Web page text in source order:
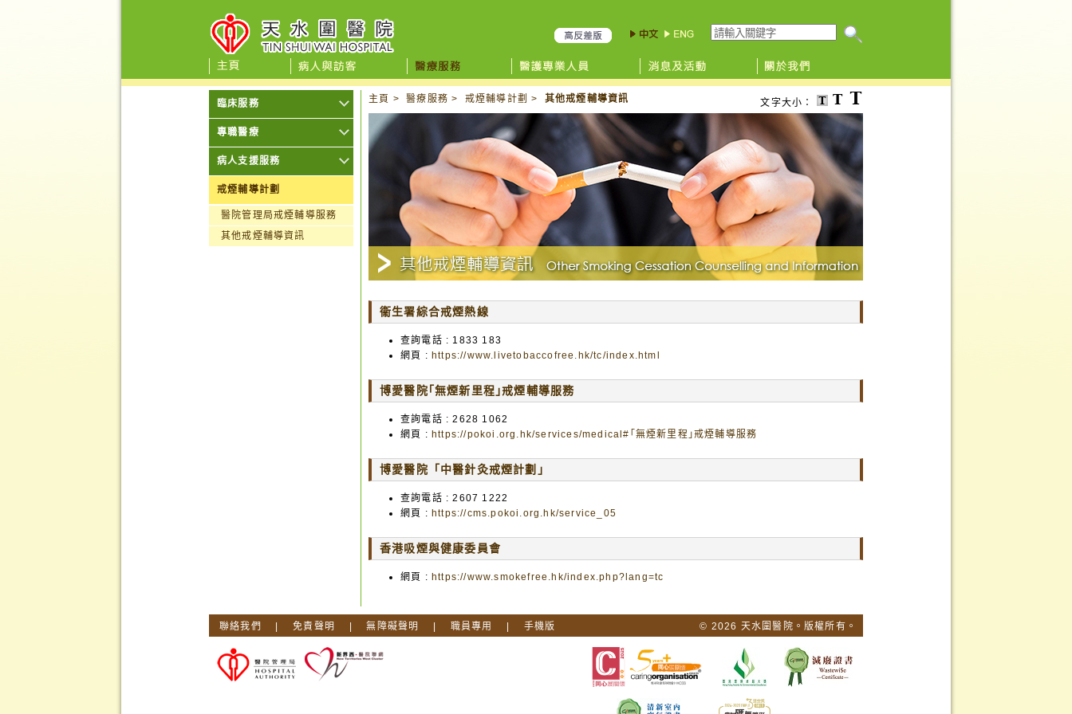
搜尋本網頁
臨床服務
專職醫療
病人支援服務
戒煙輔導計劃
醫院管理局戒煙輔導服務
其他戒煙輔導資訊
主頁 >醫療服務 > 戒煙輔導計劃 > 其他戒煙輔導資訊 文字大小：
衞生署綜合戒煙熱線
查詢電話 : 1833 183
網頁 : https://www.livetobaccofree.hk/tc/index.html
博愛醫院｢無煙新里程｣戒煙輔導服務
查詢電話 :2628 1062
網頁 : https://pokoi.org.hk/services/medical#｢無煙新里程｣戒煙輔導服務
博愛醫院「中醫針灸戒煙計劃」
查詢電話 :2607 1222
網頁 : https://cms.pokoi.org.hk/service_05
香港吸煙與健康委員會
網頁 : https://www.smokefree.hk/index.php?lang=tc
聯絡我們 免責聲明 無障礙聲明 職員專用 手機版 © 2026 天水圍醫院。版權所有。